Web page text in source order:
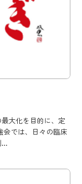
大化を目的に、定
会では、日々の臨床